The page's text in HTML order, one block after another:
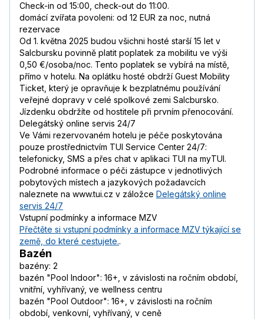
Check-in od 15:00, check-out do 11:00.
domácí zvířata povoleni: od 12 EUR za noc, nutná
rezervace
Od 1. května 2025 budou všichni hosté starší 15 let v
Salcbursku povinně platit poplatek za mobilitu ve výši
0,50 €/osoba/noc. Tento poplatek se vybírá na místě,
přímo v hotelu. Na oplátku hosté obdrží Guest Mobility
Ticket, který je opravňuje k bezplatnému používání
veřejné dopravy v celé spolkové zemi Salcbursko.
Jízdenku obdržíte od hostitele při prvním přenocování.
Delegátský online servis 24/7
Ve Vámi rezervovaném hotelu je péče poskytována
pouze prostřednictvím TUI Service Center 24/7:
telefonicky, SMS a přes chat v aplikaci TUI na myTUI.
Podrobné informace o péči zástupce v jednotlivých
pobytových místech a jazykových požadavcích
naleznete na www.tui.cz v záložce Delegátský online
servis 24/7
Vstupní podmínky a informace MZV
Přečtěte si vstupní podmínky a informace MZV týkající se
země, do které cestujete..
Bazén
bazény: 2
bazén "Pool Indoor": 16+, v závislosti na ročním období,
vnitřní, vyhřívaný, ve wellness centru
bazén "Pool Outdoor": 16+, v závislosti na ročním
období, venkovní, vyhřívaný, v ceně